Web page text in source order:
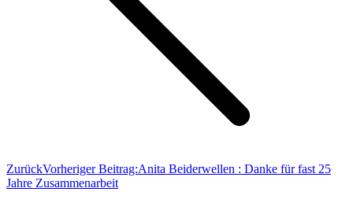
ZurückVorheriger Beitrag:Anita Beiderwellen : Danke für fast 25
Jahre Zusammenarbeit